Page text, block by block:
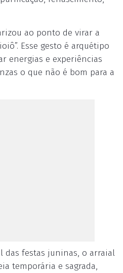
ao ponto de virar a
Esse gesto é arquétipo
energias e experiências
o que não é bom para a
das festas juninas, o arraial
temporária e sagrada,